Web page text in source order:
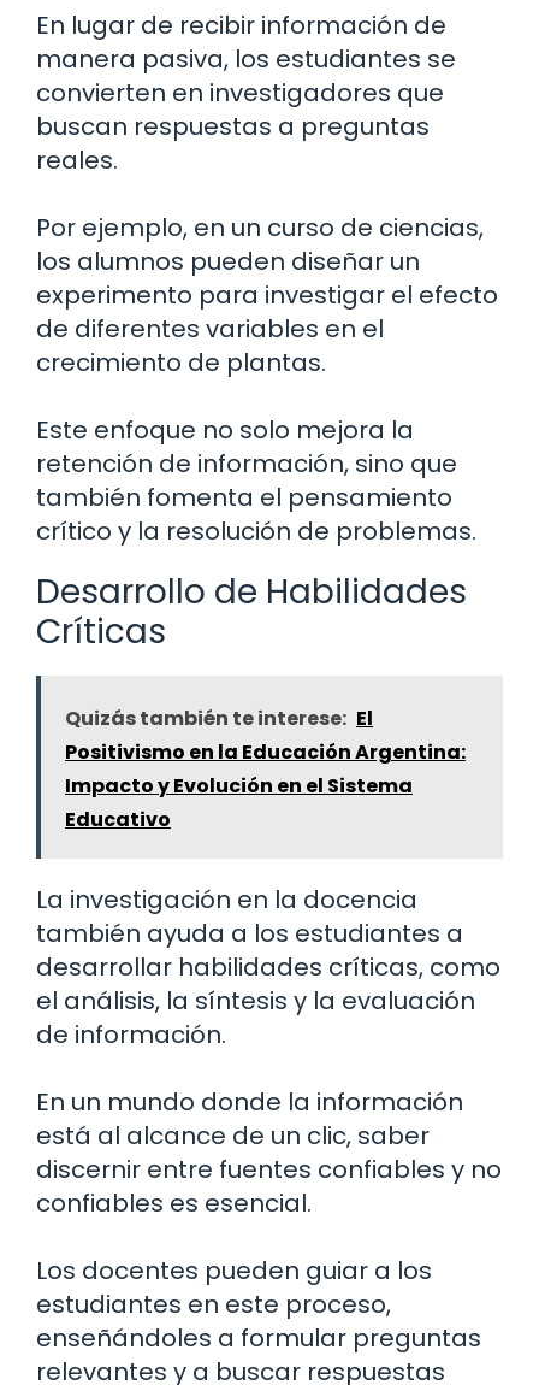
En lugar de recibir información de
manera pasiva, los estudiantes se
convierten en investigadores que
buscan respuestas a preguntas
reales.
Por ejemplo, en un curso de ciencias,
los alumnos pueden diseñar un
experimento para investigar el efecto
de diferentes variables en el
crecimiento de plantas.
Este enfoque no solo mejora la
retención de información, sino que
también fomenta el pensamiento
crítico y la resolución de problemas.
Desarrollo de Habilidades
Críticas
Quizás también te interese: El
Positivismo en la Educación Argentina:
Impacto y Evolución en el Sistema
Educativo
La investigación en la docencia
también ayuda a los estudiantes a
desarrollar habilidades críticas, como
el análisis, la síntesis y la evaluación
de información.
En un mundo donde la información
está al alcance de un clic, saber
discernir entre fuentes confiables y no
confiables es esencial.
Los docentes pueden guiar a los
estudiantes en este proceso,
enseñándoles a formular preguntas
relevantes y a buscar respuestas